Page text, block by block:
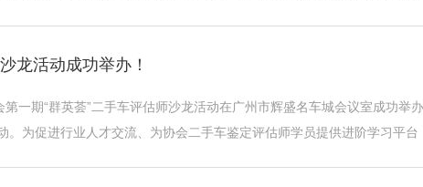
龙活动成功举办！
一期“群英荟”二手车评估师沙龙活动在广州市辉盛名车城会议室成功举
。为促进行业人才交流、为协会二手车鉴定评估师学员提供进阶学习平台